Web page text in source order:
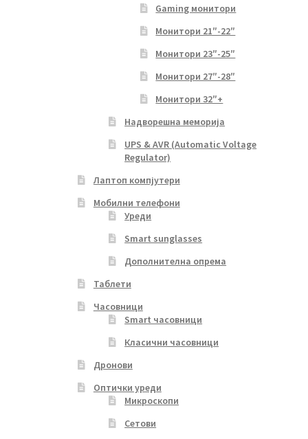
Gaming монитори
Монитори 21″-22″
Монитори 23″-25″
Монитори 27″-28″
Монитори 32″+
Надворешна меморија
UPS & AVR (Automatic Voltage
Regulator)
Лаптоп компјутери
Мобилни телефони
Уреди
Smart sunglasses
Дополнителна опрема
Таблети
Часовници
Smart часовници
Класични часовници
Дронови
Оптички уреди
Микроскопи
Сетови